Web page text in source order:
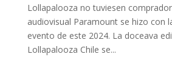
Lollapalooza no tuviesen
audiovisual Paramount se hizo con
evento de este 2024. La doceava
Lollapalooza Chile se...